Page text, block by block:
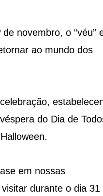
novembro, o “véu”
ao mundo dos
do Dia de
em nossas
durante o dia 31